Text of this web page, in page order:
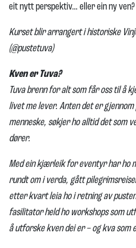
eit nytt perspektiv… eller ein ny ven?
Kurset blir arrangert i historiske
(@pustetuva)
Kven er Tuva?
Tuva brenn for alt som får oss til å
livet me lever. Anten det er
menneske, søkjer ho alltid det som
dører.
Med ein kjærleik for eventyr har ho
rundt om i verda, gått
etter kvart leia ho i retning av
fasilitator held ho workshops som
å utforske kven dei er – og kva som